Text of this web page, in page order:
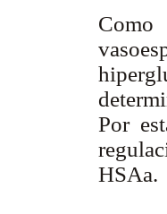
Como
Por
HSAa.